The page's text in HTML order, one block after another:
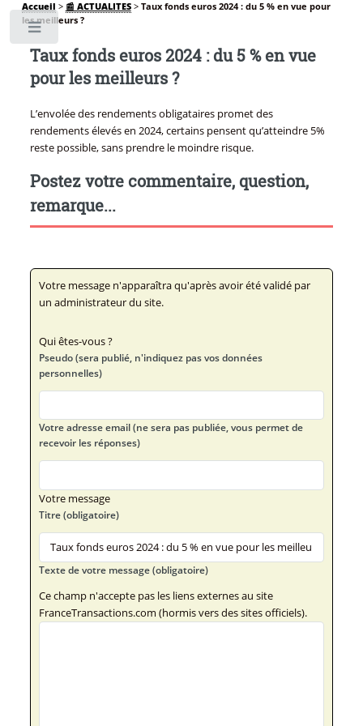
Accueil > 📰 ACTUALITES> Taux fonds euros 2024 : du 5 % en vue pour
les meilleurs ?
Taux fonds euros 2024 : du 5 % en vue
pour les meilleurs ?
L’envolée des rendements obligataires promet des
rendements élevés en 2024, certains pensent qu’atteindre 5%
reste possible, sans prendre le moindre risque.
Postez votre commentaire, question,
remarque...
Votre message n'apparaîtra qu'après avoir été validé par
un administrateur du site.
Qui êtes-vous ?
Pseudo (sera publié, n'indiquez pas vos données
personnelles)
Votre adresse email (ne sera pas publiée, vous permet de
recevoir les réponses)
Votre message
Titre (obligatoire)
Texte de votre message (obligatoire)
Ce champ n'accepte pas les liens externes au site
FranceTransactions.com (hormis vers des sites officiels).